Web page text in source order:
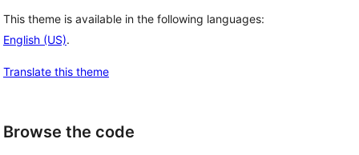
This theme is available in the following languages:
English (US).
Translate this theme
Browse the code